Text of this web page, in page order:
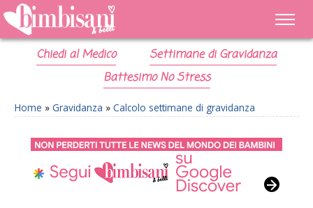
Chiedi al Medico
Settimane di Gravidanza
Battesimo No Stress
Home » Gravidanza » Calcolo settimane di gravidanza